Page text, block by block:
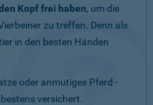
Kopf frei haben, um die
zu treffen. Denn als
in den besten Händen
oder anmutiges Pferd -
versichert.